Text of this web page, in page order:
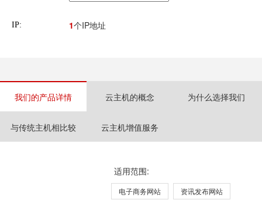
IP: 1个IP地址
我们的产品详情 云主机的概念 为什么选择我们
与传统主机相比较 云主机增值服务
适用范围:
电子商务网站
资讯发布网站